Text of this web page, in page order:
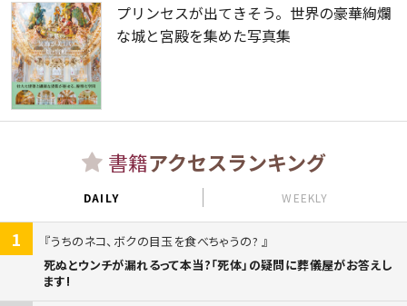
プリンセスが出てきそう。世界の豪華絢爛
な城と宮殿を集めた写真集
書籍アクセスランキング
DAILY WEEKLY
1
うちのネコ、ボクの目玉を食べちゃうの?
死ぬとウンチが漏れるって本当?「死体」の疑問に葬儀屋がお答えし
ます!